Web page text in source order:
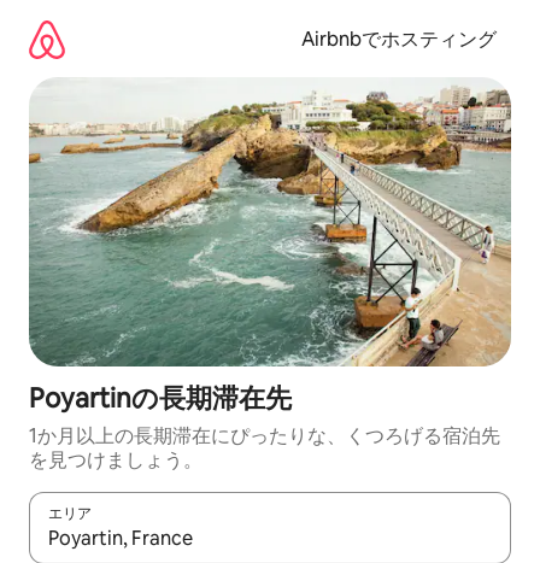
Airbnbでホスティング
Poyartinの長期滞在先
1か月以上の長期滞在にぴったりな、くつろげる宿泊先
を見つけましょう。
エリア
検索結果が表示されたら、上下の矢印キーを使って移動するか